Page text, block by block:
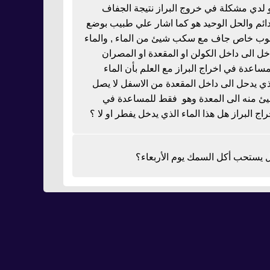
لدي مشكلة في خروج البراز نتيجة الجفاف
والحل الوحيد هو كما اشار علي طبيب بوضع
خاص جاف مع سكب شيئ من الماء , والماء
الى داخل الكولن او المقعدة او المصران
في اخراج البراز مع العلم بأن الماء
يدحل الى داخل المقعدة من الاسفل لا يصل
منه الى المعدة وهو فقط للمساعدة في
البراز هل هذا الماء الذي يدخل يفطر او لا ؟
يستحب أكل السمك يوم الأربعاء؟